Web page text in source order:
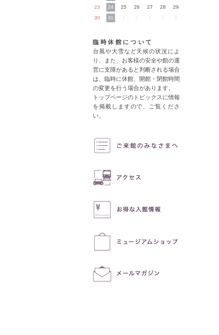
23
24 25 26 27 28
29
30
31 3 4 5
臨時休館について
台風や大雪など天候の状況によ
り、また、お客様の安全や館の運
営に支障があると判断される場合
は、臨時に休館、開館・閉館時間
の変更を行う場合があります。
トップページのトピックスに情報
を掲載しますので、ご覧くださ
い。